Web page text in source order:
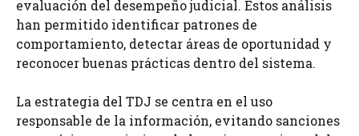
evaluación del desempeño judicial. Estos análisis
han permitido identificar patrones de
comportamiento, detectar áreas de oportunidad y
reconocer buenas prácticas dentro del sistema.
La estrategia del TDJ se centra en el uso
responsable de la información, evitando sanciones